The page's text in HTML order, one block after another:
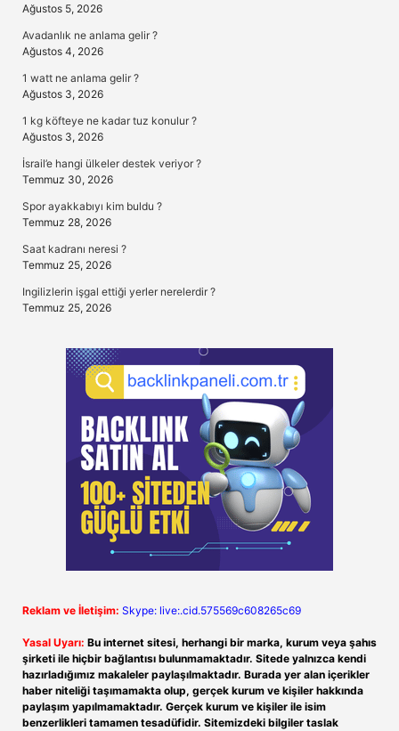
Ağustos 5, 2026
Avadanlık ne anlama gelir ?
Ağustos 4, 2026
1 watt ne anlama gelir ?
Ağustos 3, 2026
1 kg köfteye ne kadar tuz konulur ?
Ağustos 3, 2026
İsrail’e hangi ülkeler destek veriyor ?
Temmuz 30, 2026
Spor ayakkabıyı kim buldu ?
Temmuz 28, 2026
Saat kadranı neresi ?
Temmuz 25, 2026
Ingilizlerin işgal ettiği yerler nerelerdir ?
Temmuz 25, 2026
Reklam ve İletişim: Skype: live:.cid.575569c608265c69
Yasal Uyarı: Bu internet sitesi, herhangi bir marka, kurum veya şahıs
şirketi ile hiçbir bağlantısı bulunmamaktadır. Sitede yalnızca kendi
hazırladığımız makaleler paylaşılmaktadır. Burada yer alan içerikler
haber niteliği taşımamakta olup, gerçek kurum ve kişiler hakkında
paylaşım yapılmamaktadır. Gerçek kurum ve kişiler ile isim
benzerlikleri tamamen tesadüfidir. Sitemizdeki bilgiler taslak